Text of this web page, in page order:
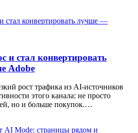
и стал конвертировать
Adobe
рост трафика из AI‑источников
этого канала: не просто
но и больше покупок.…